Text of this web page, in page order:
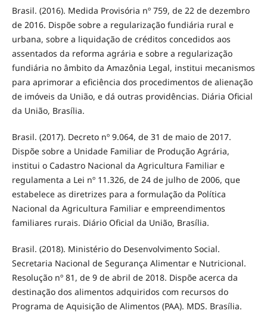
Brasil. (2016). Medida Provisória nº 759, de 22 de dezembro
de 2016. Dispõe sobre a regularização fundiária rural e
urbana, sobre a liquidação de créditos concedidos aos
assentados da reforma agrária e sobre a regularização
fundiária no âmbito da Amazônia Legal, institui mecanismos
para aprimorar a eficiência dos procedimentos de alienação
de imóveis da União, e dá outras providências. Diária Oficial
da União, Brasília.
Brasil. (2017). Decreto nº 9.064, de 31 de maio de 2017.
Dispõe sobre a Unidade Familiar de Produção Agrária,
institui o Cadastro Nacional da Agricultura Familiar e
regulamenta a Lei nº 11.326, de 24 de julho de 2006, que
estabelece as diretrizes para a formulação da Política
Nacional da Agricultura Familiar e empreendimentos
familiares rurais. Diário Oficial da União, Brasília.
Brasil. (2018). Ministério do Desenvolvimento Social.
Secretaria Nacional de Segurança Alimentar e Nutricional.
Resolução nº 81, de 9 de abril de 2018. Dispõe acerca da
destinação dos alimentos adquiridos com recursos do
Programa de Aquisição de Alimentos (PAA). MDS. Brasília.